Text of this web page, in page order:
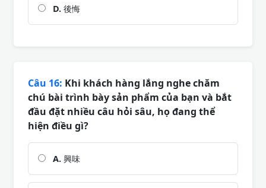
D. 後悔
Câu 16: Khi khách hàng lắng nghe chăm
chú bài trình bày sản phẩm của bạn và bắt
đầu đặt nhiều câu hỏi sâu, họ đang thể
hiện điều gì?
A. 興味